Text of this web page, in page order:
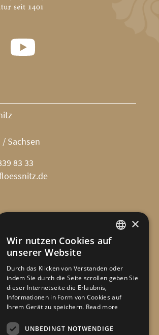
Sachsen
83 33
DEFAULT LANGUAGE
GERMAN
×
Wir nutzen Cookies auf
unserer Website
Durch das Klicken von Verstanden oder
indem Sie durch die Seite scrollen geben Sie
dieser Internetseite die Erlaubnis,
Informationen in Form von Cookies auf
Ihrem Gerät zu speichern. Read more
UNBEDINGT NOTWENDIGE